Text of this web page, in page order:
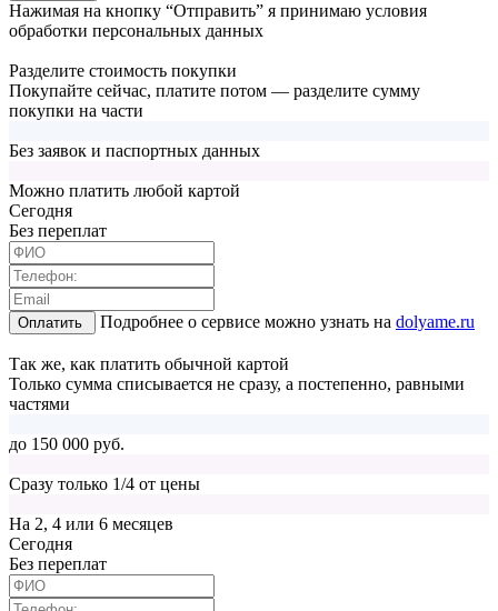
Нажимая на кнопку “Отправить” я принимаю условия
обработки персональных данных
Разделите стоимость покупки
Покупайте сейчас, платите потом — разделите сумму
покупки на части
Без заявок и паспортных данных
Можно платить любой картой
Cегодня
Без переплат
Оплатить Подробнее о сервисе можно узнать на dolyame.ru
Так же, как платить обычной картой
Только сумма списывается не сразу, а постепенно, равными
частями
до 150 000 руб.
Сразу только 1/4 от цены
На 2, 4 или 6 месяцев
Cегодня
Без переплат